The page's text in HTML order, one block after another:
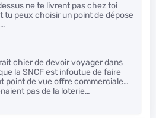
ne te livrent pas chez toi
tu peux choisir un point de dépose
chier de devoir voyager dans
la SNCF est infoutue de faire
point de vue offre commerciale…
pas de la loterie…